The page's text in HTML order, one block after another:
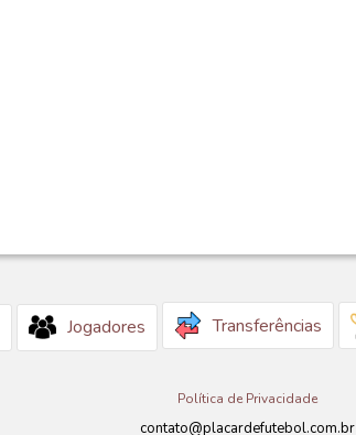
Jogadores Transferências
Política de Privacidade
contato@placardefutebol.com.br